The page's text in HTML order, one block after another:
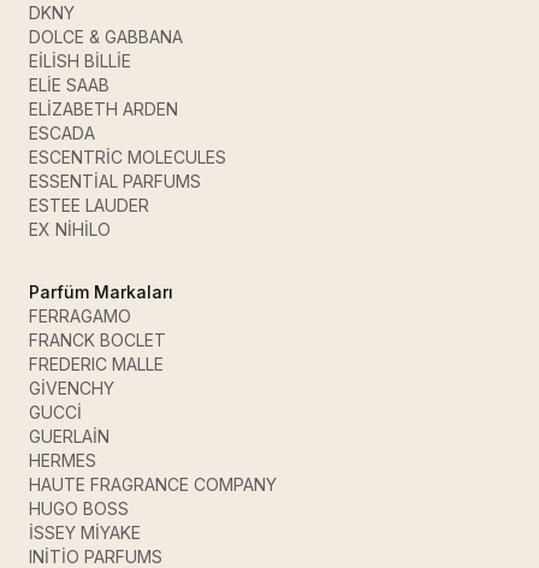
DKNY
DOLCE & GABBANA
EİLİSH BİLLİE
ELİE SAAB
ELİZABETH ARDEN
ESCADA
ESCENTRİC MOLECULES
ESSENTİAL PARFUMS
ESTEE LAUDER
EX NİHİLO
Parfüm Markaları
FERRAGAMO
FRANCK BOCLET
FREDERIC MALLE
GİVENCHY
GUCCİ
GUERLAİN
HERMES
HAUTE FRAGRANCE COMPANY
HUGO BOSS
İSSEY MİYAKE
INİTİO PARFUMS